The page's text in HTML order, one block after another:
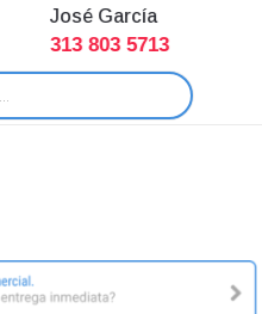
José García
313 803 5713